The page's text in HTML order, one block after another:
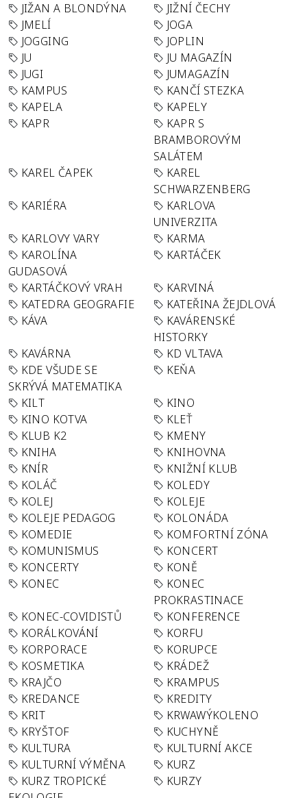
JIŽAN A BLONDÝNA
JIŽNÍ ČECHY
JMELÍ
JOGA
JOGGING
JOPLIN
JU
JU MAGAZÍN
JUGI
JUMAGAZÍN
KAMPUS
KANČÍ STEZKA
KAPELA
KAPELY
KAPR
KAPR S
BRAMBOROVÝM
SALÁTEM
KAREL ČAPEK
KAREL
SCHWARZENBERG
KARIÉRA
KARLOVA
UNIVERZITA
KARLOVY VARY
KARMA
KAROLÍNA
GUDASOVÁ
KARTÁČEK
KARTÁČKOVÝ VRAH
KARVINÁ
KATEDRA GEOGRAFIE
KATEŘINA ŽEJDLOVÁ
KÁVA
KAVÁRENSKÉ
HISTORKY
KAVÁRNA
KD VLTAVA
KDE VŠUDE SE
SKRÝVÁ MATEMATIKA
KEŇA
KILT
KINO
KINO KOTVA
KLEŤ
KLUB K2
KMENY
KNIHA
KNIHOVNA
KNÍR
KNIŽNÍ KLUB
KOLÁČ
KOLEDY
KOLEJ
KOLEJE
KOLEJE PEDAGOG
KOLONÁDA
KOMEDIE
KOMFORTNÍ ZÓNA
KOMUNISMUS
KONCERT
KONCERTY
KONĚ
KONEC
KONEC
PROKRASTINACE
KONEC-COVIDISTŮ
KONFERENCE
KORÁLKOVÁNÍ
KORFU
KORPORACE
KORUPCE
KOSMETIKA
KRÁDEŽ
KRAJČO
KRAMPUS
KREDANCE
KREDITY
KRIT
KRWAWÝKOLENO
KRYŠTOF
KUCHYNĚ
KULTURA
KULTURNÍ AKCE
KULTURNÍ VÝMĚNA
KURZ
KURZ TROPICKÉ
KURZY